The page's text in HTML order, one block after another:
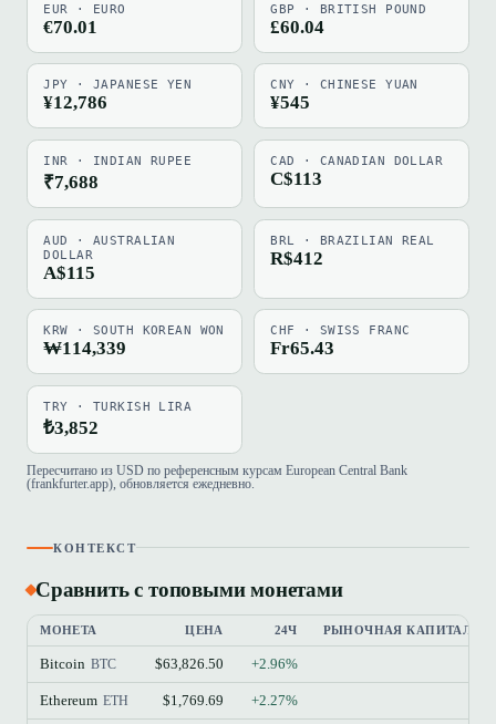
EUR · EURO
€70.01
GBP · BRITISH POUND
£60.04
JPY · JAPANESE YEN
¥12,786
CNY · CHINESE YUAN
¥545
INR · INDIAN RUPEE
₹7,688
CAD · CANADIAN DOLLAR
C$113
AUD · AUSTRALIAN
DOLLAR
A$115
BRL · BRAZILIAN REAL
R$412
KRW · SOUTH KOREAN WON
₩114,339
CHF · SWISS FRANC
Fr65.43
TRY · TURKISH LIRA
₺3,852
Пересчитано из USD по референсным курсам European Central Bank
(frankfurter.app), обновляется ежедневно.
КОНТЕКСТ
Сравнить с топовыми монетами
МОНЕТА ЦЕНА 24Ч РЫНОЧНАЯ
Bitcoin BTC $63,826.50 +2.96%
Ethereum ETH $1,769.69 +2.27%